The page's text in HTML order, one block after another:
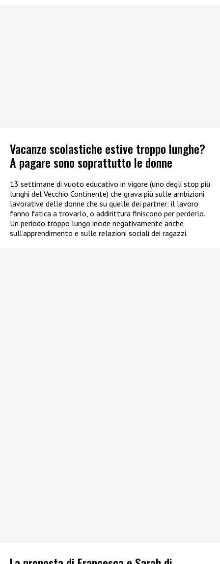
Vacanze scolastiche estive troppo lunghe?
A pagare sono soprattutto le donne
13 settimane di vuoto educativo in vigore (uno degli stop più
lunghi del Vecchio Continente) che grava più sulle ambizioni
lavorative delle donne che su quelle dei partner: il lavoro
fanno fatica a trovarlo, o addirittura finiscono per perderlo.
Un periodo troppo lungo incide negativamente anche
sull’apprendimento e sulle relazioni sociali dei ragazzi.